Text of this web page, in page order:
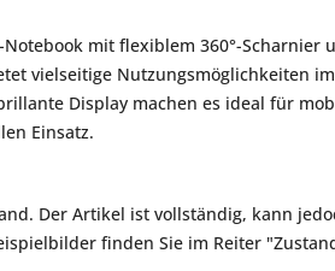
Notebook mit flexiblem 360°-Scharnier
vielseitige Nutzungsmöglichkeiten
Display machen es ideal für
Einsatz.
Der Artikel ist vollständig, kann
finden Sie im Reiter